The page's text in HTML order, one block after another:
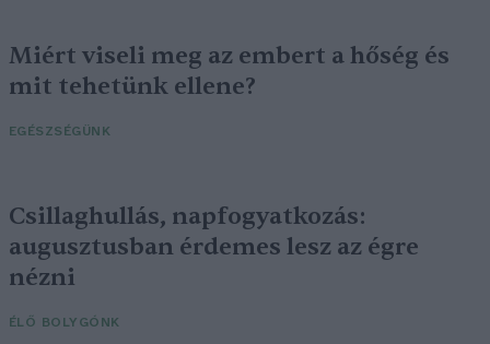
Miért viseli meg az embert a hőség és
mit tehetünk ellene?
EGÉSZSÉGÜNK
Csillaghullás, napfogyatkozás:
augusztusban érdemes lesz az égre
nézni
ÉLŐ BOLYGÓNK